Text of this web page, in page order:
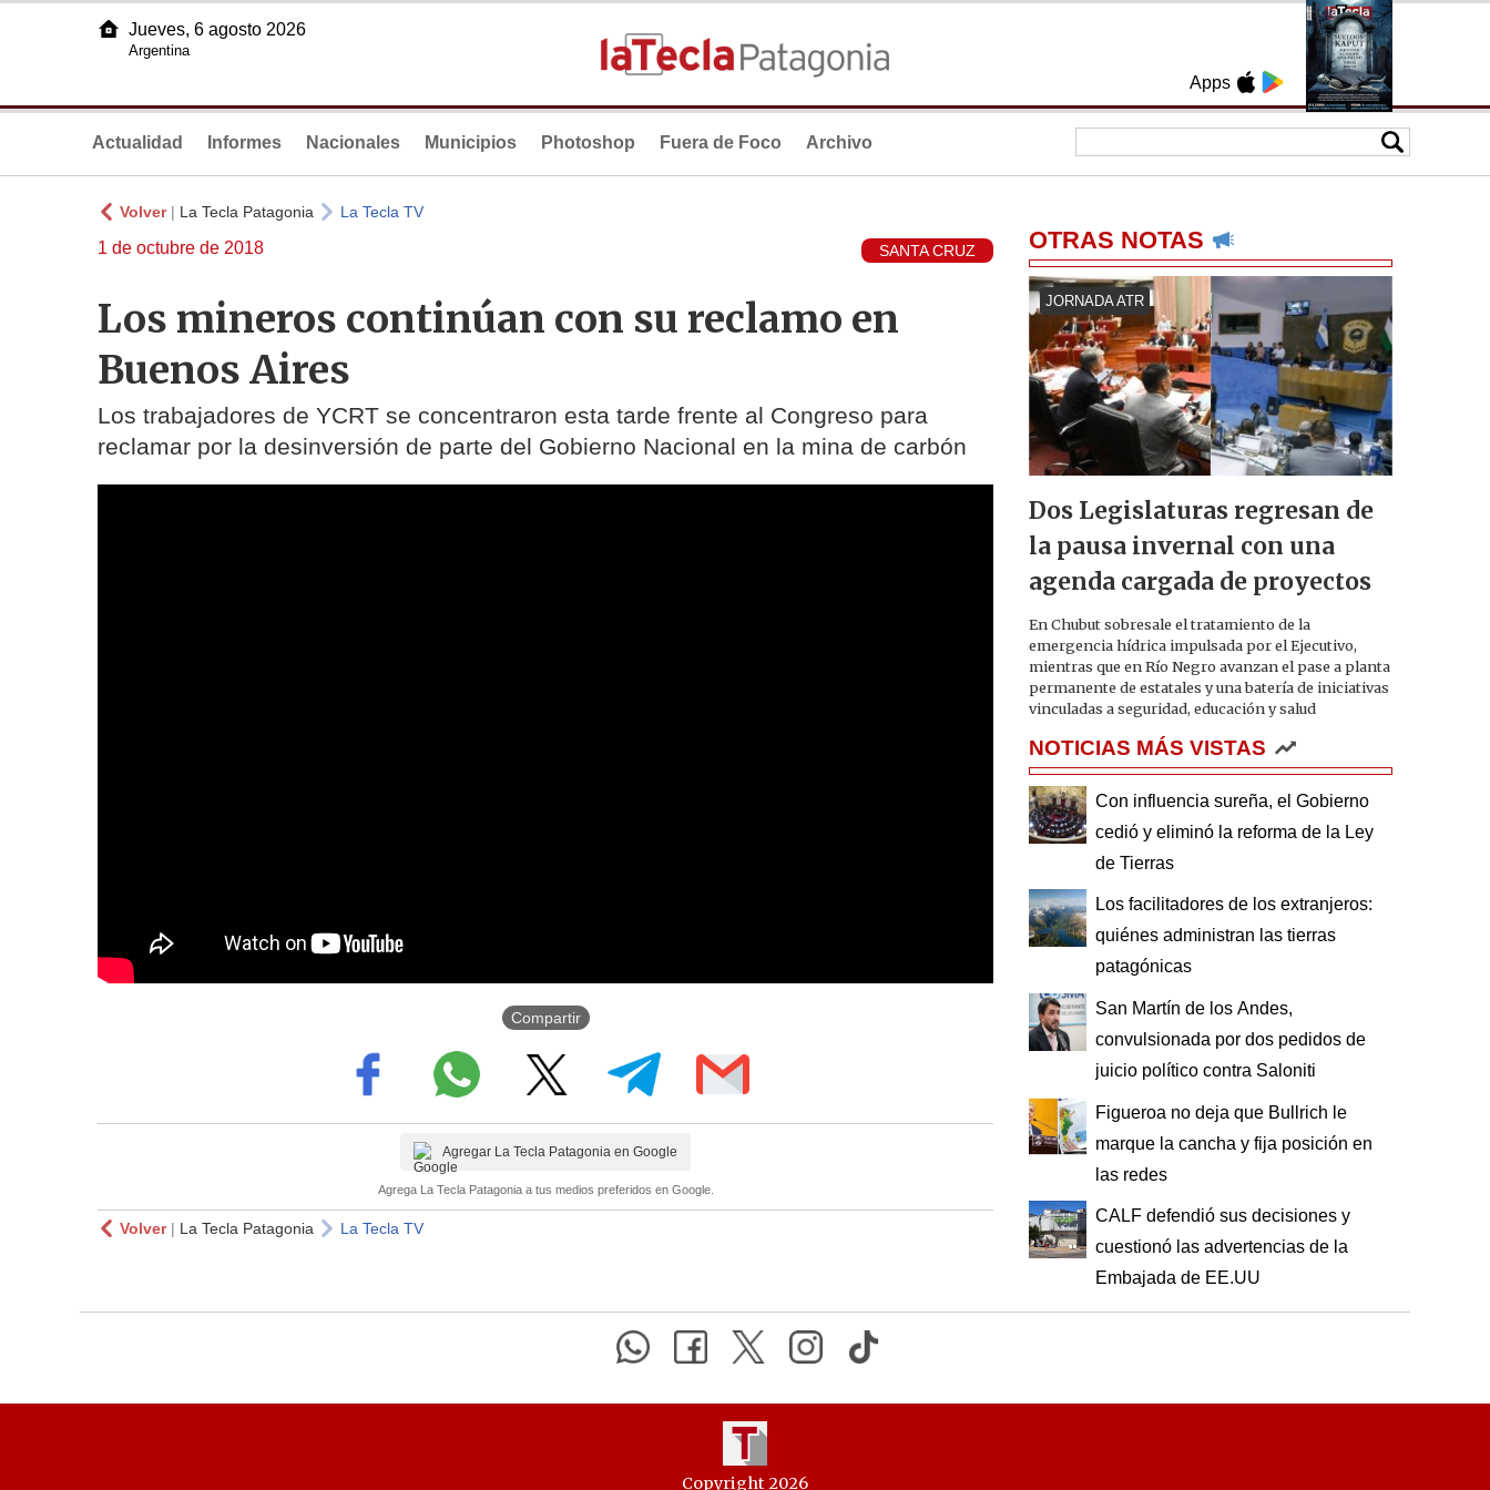
Apps
Jueves, 6 agosto 2026
Argentina
Actualidad Informes Nacionales Municipios Photoshop Fuera de Foco Archivo
Volver| La Tecla Patagonia La Tecla TV
1 de octubre de 2018 SANTA CRUZ
Los mineros continúan con su reclamo en
Buenos Aires
Los trabajadores de YCRT se concentraron esta tarde frente al Congreso para
reclamar por la desinversión de parte del Gobierno Nacional en la mina de carbón
Compartir
Agregar La Tecla Patagonia en Google
Agrega La Tecla Patagonia a tus medios preferidos en Google.
Volver| La Tecla Patagonia La Tecla TV
OTRAS NOTAS
JORNADA ATR
Dos Legislaturas regresan de
la pausa invernal con una
agenda cargada de proyectos
En Chubut sobresale el tratamiento de la
emergencia hídrica impulsada por el Ejecutivo,
mientras que en Río Negro avanzan el pase a planta
permanente de estatales y una batería de iniciativas
vinculadas a seguridad, educación y salud
NOTICIAS MÁS VISTAS
Con influencia sureña, el Gobierno
cedió y eliminó la reforma de la Ley
de Tierras
Los facilitadores de los extranjeros:
quiénes administran las tierras
patagónicas
San Martín de los Andes,
convulsionada por dos pedidos de
juicio político contra Saloniti
Figueroa no deja que Bullrich le
marque la cancha y fija posición en
las redes
CALF defendió sus decisiones y
cuestionó las advertencias de la
Embajada de EE.UU
Copyright 2026